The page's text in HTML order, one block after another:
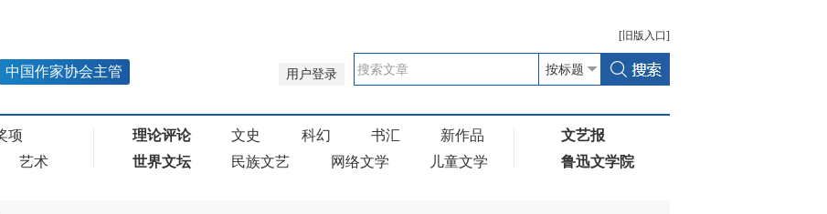
[ 旧版 入口]
用户登录
中国作家协会主管
项
艺术
理论评论 文史 科幻 书汇
新作品
世界文坛
民族文艺 网络文学 儿童文学
文艺报
鲁迅文学院